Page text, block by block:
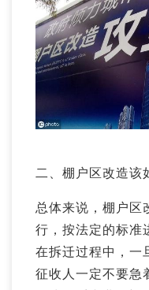
二、棚户区改造该
总体来说，棚户区
行，按法定的标准
在拆迁过程中，一
征收人一定不要急